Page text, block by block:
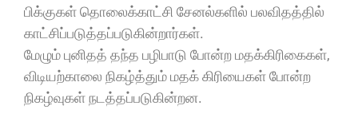
பிக்குகள் தொலைக்காட்சி சேனல்களில் பலவிதத்தில்
காட்சிப்படுத்தப்படுகின்றார்கள்.
மேழும் புனிதத் தந்த பழிபாடு போன்ற மதக்கிரிகைகள்,
விடியற்காலை நிகழ்த்தும் மதக் கிரியைகள் போன்ற
நிகழ்வுகள் நடத்தப்படுகின்றன.